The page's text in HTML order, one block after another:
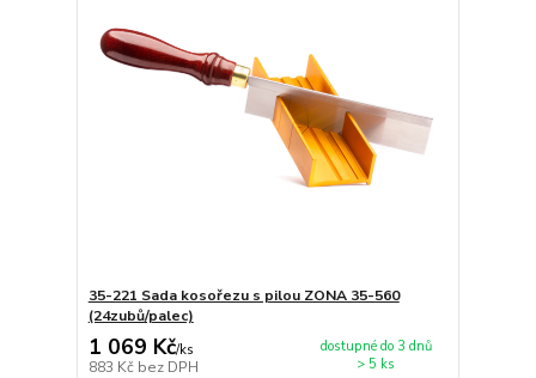
35-221 Sada kosořezu s pilou ZONA 35-560
(24zubů/palec)
1 069 Kč/ks
883 Kč bez DPH
dostupné do 3 dnů
> 5 ks